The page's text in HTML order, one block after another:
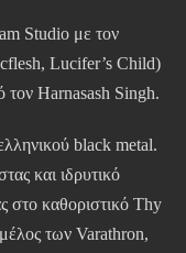
Studio με τον
Lucifer’s Child)
τον Harnasash Singh.
black metal.
και ιδρυτικό
στο καθοριστικό Thy
των Varathron,